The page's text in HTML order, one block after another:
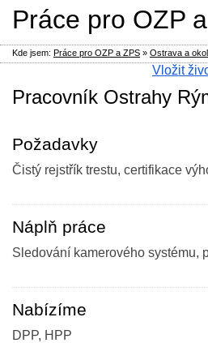
Pracovník Ostrahy
Požadavky
Čistý rejstřík trestu, certifikace
Náplň práce
Sledování kamerového systému,
Nabízíme
DPP, HPP
Práce pro OZP
Vložit
Kde jsem: Práce pro OZP a ZPS » Ostrava a